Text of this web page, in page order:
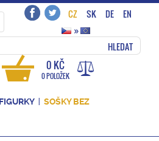
CZ SK DE
EN
»
HLEDAT
0 KČ
0 POLOŽEK
SOŠKY BEZ